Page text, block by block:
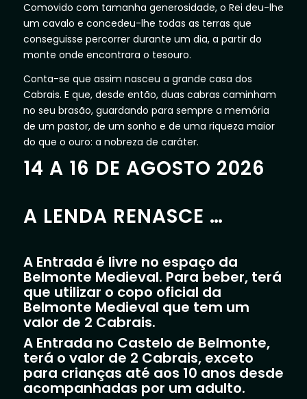
Comovido com tamanha generosidade, o Rei deu-lhe
um cavalo e concedeu-lhe todas as terras que
conseguisse percorrer durante um dia, a partir do
monte onde encontrara o tesouro.
Conta-se que assim nasceu a grande casa dos
Cabrais. E que, desde então, duas cabras caminham
no seu brasão, guardando para sempre a memória
de um pastor, de um sonho e de uma riqueza maior
do que o ouro: a nobreza de caráter.
14 A 16 DE AGOSTO 2026
A LENDA RENASCE …
A Entrada é livre no espaço da
Belmonte Medieval. Para beber, terá
que utilizar o copo oficial da
Belmonte Medieval que tem um
valor de 2 Cabrais.
A Entrada no Castelo de Belmonte,
terá o valor de 2 Cabrais, exceto
para crianças até aos 10 anos desde
acompanhadas por um adulto.